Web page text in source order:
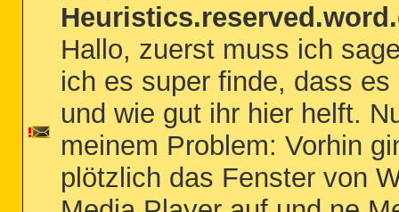
Hallo, zuerst muss ich
ich es super finde, dass es
und wie gut ihr hier helft.
meinem Problem: Vorhin
plötzlich das Fenster von